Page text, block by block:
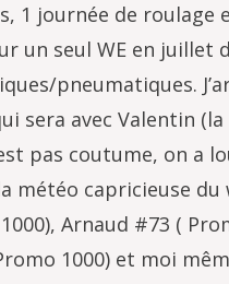
1 journée de roulage
un seul WE en juillet
pneumatiques.
sera avec Valentin
pas coutume, on a
météo capricieuse du
Arnaud #73 (
1000) et moi